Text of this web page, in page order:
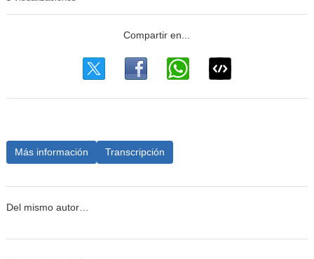
Más información Transcripción
Del mismo autor…